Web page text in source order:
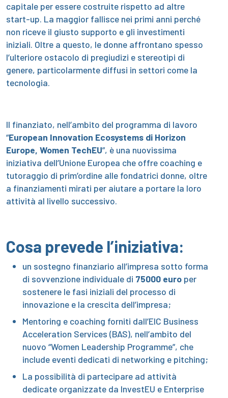
capitale per essere costruite rispetto ad altre
start-up. La maggior fallisce nei primi anni perché
non riceve il giusto supporto e gli investimenti
iniziali. Oltre a questo, le donne affrontano spesso
l’ulteriore ostacolo di pregiudizi e stereotipi di
genere, particolarmente diffusi in settori come la
tecnologia.
Il finanziato, nell’ambito del programma di lavoro
“European Innovation Ecosystems di Horizon
Europe, Women TechEU”, è una nuovissima
iniziativa dell’Unione Europea che offre coaching e
tutoraggio di prim’ordine alle fondatrici donne, oltre
a finanziamenti mirati per aiutare a portare la loro
attività al livello successivo.
Cosa prevede l’iniziativa:
un sostegno finanziario all’impresa sotto forma
di sovvenzione individuale di 75000 euro per
sostenere le fasi iniziali del processo di
innovazione e la crescita dell’impresa;
Mentoring e coaching forniti dall’EIC Business
Acceleration Services (BAS), nell’ambito del
nuovo “Women Leadership Programme”, che
include eventi dedicati di networking e pitching;
La possibilità di partecipare ad attività
dedicate organizzate da InvestEU e Enterprise